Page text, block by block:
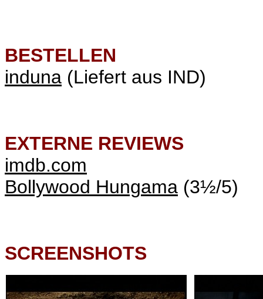
BESTELLEN
induna (Liefert aus IND)
EXTERNE REVIEWS
imdb.com
Bollywood Hungama (3½/5)
SCREENSHOTS